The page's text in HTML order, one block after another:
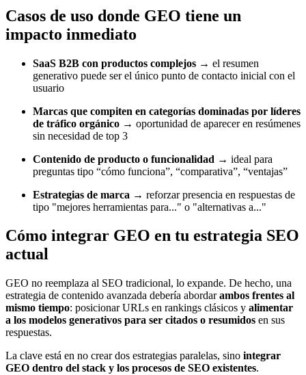
Casos de uso donde GEO tiene un
impacto inmediato
SaaS B2B con productos complejos → el resumen
generativo puede ser el único punto de contacto inicial con el
usuario
Marcas que compiten en categorías dominadas por líderes
de tráfico orgánico → oportunidad de aparecer en resúmenes
sin necesidad de top 3
Contenido de producto o funcionalidad → ideal para
preguntas tipo “cómo funciona”, “comparativa”, “ventajas”
Estrategias de marca → reforzar presencia en respuestas de
tipo "mejores herramientas para..." o "alternativas a..."
Cómo integrar GEO en tu estrategia SEO
actual
GEO no reemplaza al SEO tradicional, lo expande. De hecho, una
estrategia de contenido avanzada debería abordarambos frentes al
mismo tiempo: posicionar URLs en rankings clásicos y alimentar
a los modelos generativos para ser citados o resumidos en sus
respuestas.
La clave está en no crear dos estrategias paralelas, sino integrar
GEO dentro del stack y los procesos de SEO existentes.